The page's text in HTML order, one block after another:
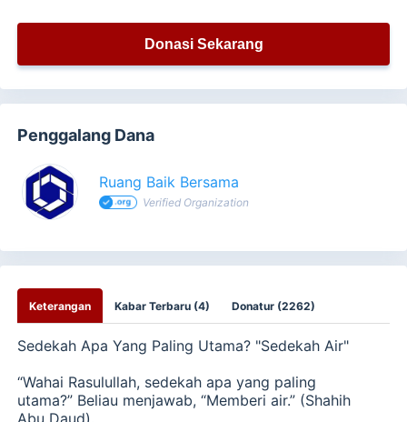
Donasi Sekarang
Penggalang Dana
Ruang Baik Bersama
Verified Organization
Keterangan Kabar Terbaru (4) Donatur (2262)
Sedekah Apa Yang Paling Utama? "Sedekah Air"
“Wahai Rasulullah, sedekah apa yang paling
utama?” Beliau menjawab,“Memberi air.” (Shahih
Abu Daud).